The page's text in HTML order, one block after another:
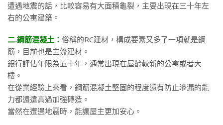
遭遇地震的話，比較容易有大面積龜裂，主要出現在三十年左
右的公寓建築。
二.鋼筋混凝土： 俗稱的RC建材，構成要素又多了一項就是鋼
筋，目前也是主流建材。
銀行評估年限為五十年，通常出現在屋齡較新的公寓或者大
樓。
在從業經驗上來看，鋼筋混凝土堅固的程度還有防止滲漏的能
力都遠遠高過加強磚造。
當然在遭遇地震時，能讓屋主更加安心。